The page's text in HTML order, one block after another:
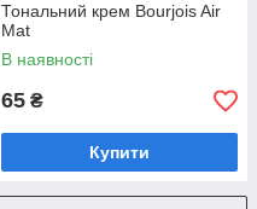
Тональний крем Bourjois Air
Mat
В наявності
65 ₴
Купити